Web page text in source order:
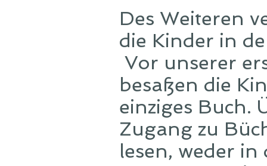
Des Weiteren
die Kinder in
Vor unserer
besaßen die
einziges Buch.
Zugang zu
lesen, weder in